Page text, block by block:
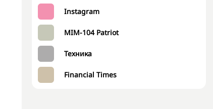
Instagram
MIM-104 Patriot
Техника
Financial Times